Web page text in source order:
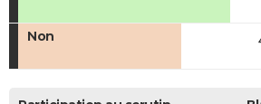
Non